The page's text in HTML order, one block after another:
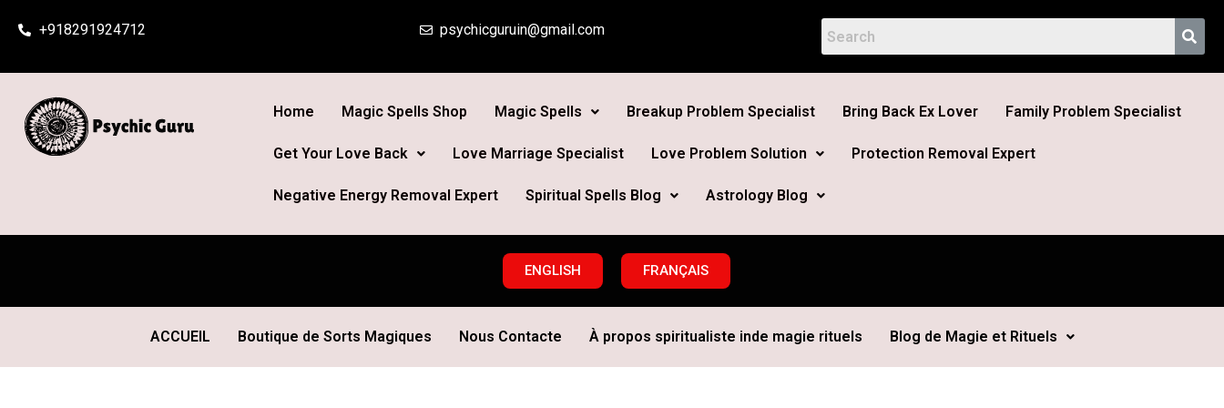
+918291924712 psychicguruin@gmail.com
Home Magic Spells Shop Magic Spells Breakup Problem Specialist Bring Back Ex Lover Family Problem Specialist
Get Your Love Back Love Marriage Specialist Love Problem Solution Protection Removal Expert
Negative Energy Removal Expert Spiritual Spells Blog Astrology Blog
ENGLISH FRANÇAIS
ACCUEIL Boutique de Sorts Magiques Nous Contacte À propos spiritualiste inde magie rituels Blog de Magie et Rituels